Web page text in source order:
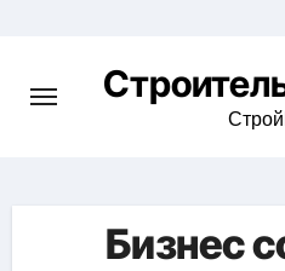
content
Бизнес